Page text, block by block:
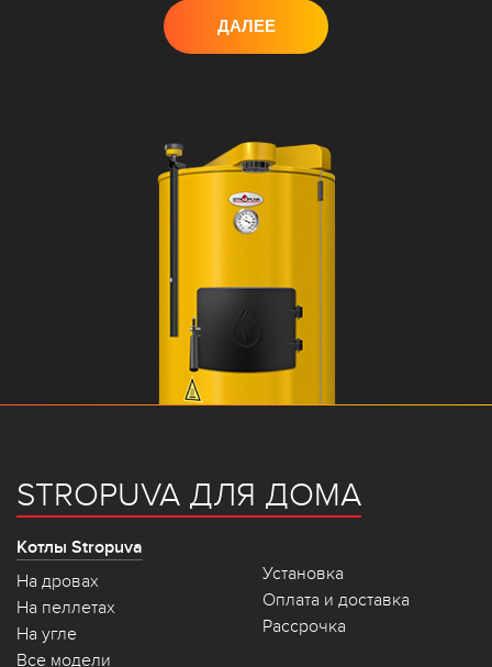
ДАЛЕЕ
STROPUVA ДЛЯ ДОМА
Котлы Stropuva
На дровах
На пеллетах
На угле
Все модели
Установка
Оплата и доставка
Рассрочка